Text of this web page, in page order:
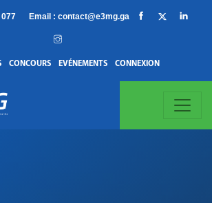
077 Email : contact@e3mg.ga
CONCOURS EVÉNEMENTS CONNEXION